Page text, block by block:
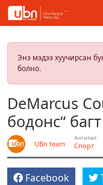
Энэ мэдээ хуучирсан
болно.
DeMarcus
бодонс“
UBn team
Ангилал
Спорт
Facebook